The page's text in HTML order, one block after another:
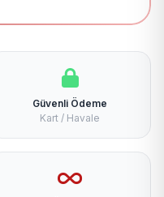
Güvenli Ödeme
Kart / Havale